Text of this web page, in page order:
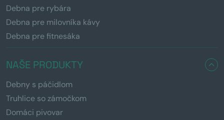
Debna pre rybára
Debna pre milovníka kávy
Debna pre fitnesáka
NAŠE PRODUKTY
Debny s páčidlom
Truhlice so zámočkom
Domáci pivovar